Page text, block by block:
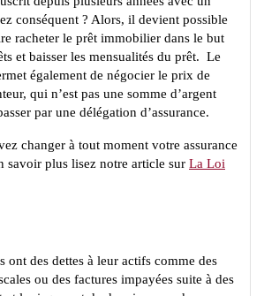
conséquent ? Alors, il devient possible
racheter le prêt immobilier dans le but
et baisser les mensualités du prêt. Le
également de négocier le prix de
qui n’est pas une somme d’argent
par une délégation d’assurance.
changer à tout moment votre assurance
savoir plus lisez notre article sur La Loi
ont des dettes à leur actifs comme des
ou des factures impayées suite à des